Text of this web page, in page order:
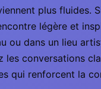
plus fluides.
légère et
ou dans un lieu
les conversations
qui renforcent la